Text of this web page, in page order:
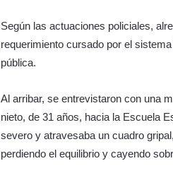
Según las actuaciones policiales,
requerimiento cursado por el
pública.
Al arribar, se entrevistaron con una
nieto, de 31 años, hacia la Escuela
severo y atravesaba un cuadro
perdiendo el equilibrio y cayendo